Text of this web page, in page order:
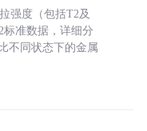
强度（包括T2及
标准数据，详细分
不同状态下的金属